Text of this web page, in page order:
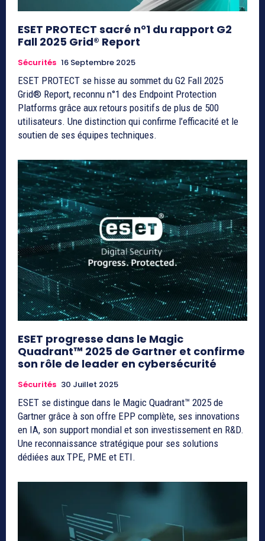
ESET PROTECT sacré n°1 du rapport G2
Fall 2025 Grid® Report
Sécurités 16 Septembre 2025
ESET PROTECT se hisse au sommet du G2 Fall 2025
Grid® Report, reconnu n°1 des Endpoint Protection
Platforms grâce aux retours positifs de plus de 500
utilisateurs. Une distinction qui confirme l’efficacité et le
soutien de ses équipes techniques.
ESET progresse dans le Magic
Quadrant™ 2025 de Gartner et confirme
son rôle de leader en cybersécurité
Sécurités 30 Juillet 2025
ESET se distingue dans le Magic Quadrant™ 2025 de
Gartner grâce à son offre EPP complète, ses innovations
en IA, son support mondial et son investissement en R&D.
Une reconnaissance stratégique pour ses solutions
dédiées aux TPE, PME et ETI.